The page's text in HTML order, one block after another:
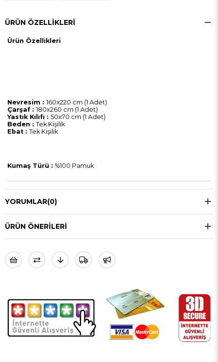
ÜRÜN ÖZELLIKLERI
Ürün Özellikleri
Nevresim : 160x220 cm (1 Adet)
Çarşaf : 180x260 cm (1 Adet)
Yastık Kılıfı : 50x70 cm (1 Adet)
Beden : Tek Kişilik
Ebat : Tek Kişilik
Kumaş Türü : %100 Pamuk
YORUMLAR(0)
ÜRÜN ÖNERILERI